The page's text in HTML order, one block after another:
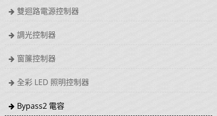
雙迴路電源控制器
調光控制器
窗簾控制器
全彩 LED 照明控制器
Bypass2 電容